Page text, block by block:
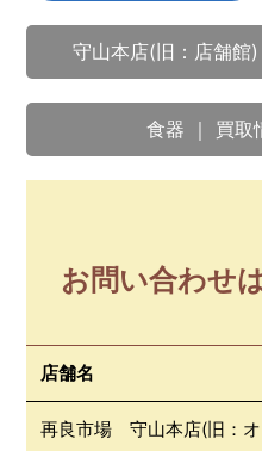
守山本店(旧：店舗館
食器 ｜ 買取
お問い合わせ
店舗名
再良市場 守山本店(旧：オ